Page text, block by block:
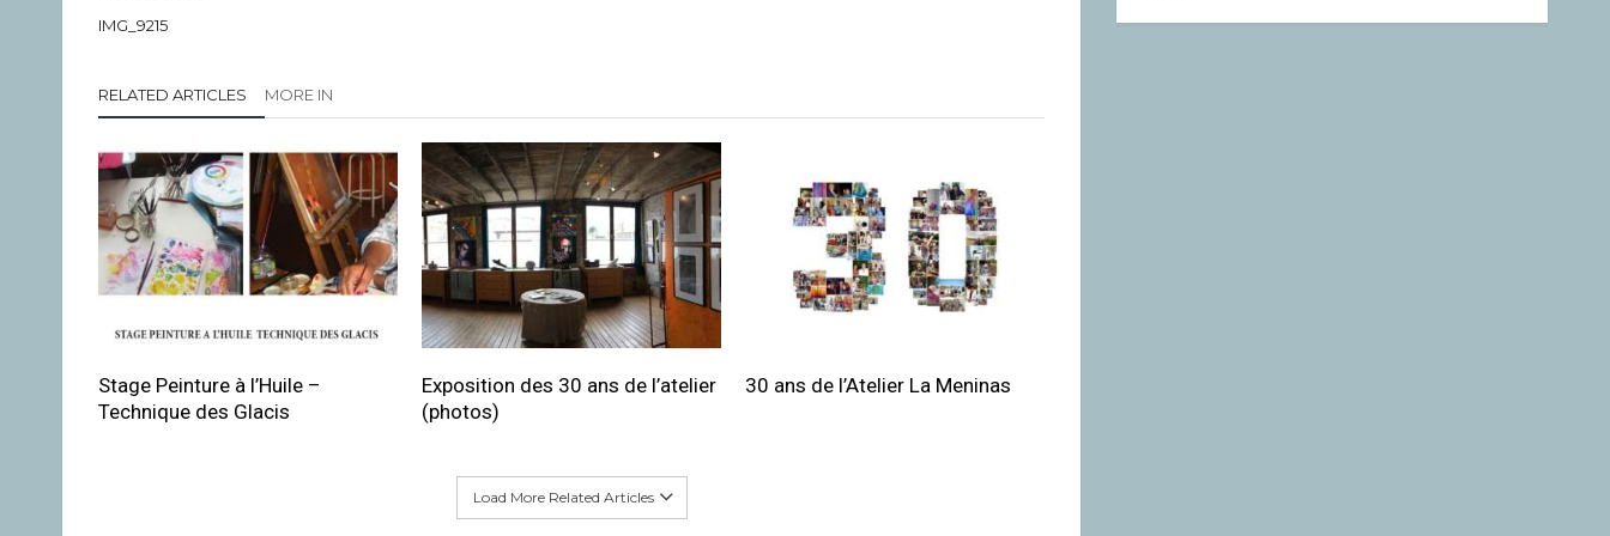
IMG_9215
RELATED ARTICLES MORE IN
Stage Peinture à l’Huile –
Technique des Glacis
Exposition des 30 ans de l’atelier
(photos)
30 ans de l’Atelier La Meninas
Load More Related Articles